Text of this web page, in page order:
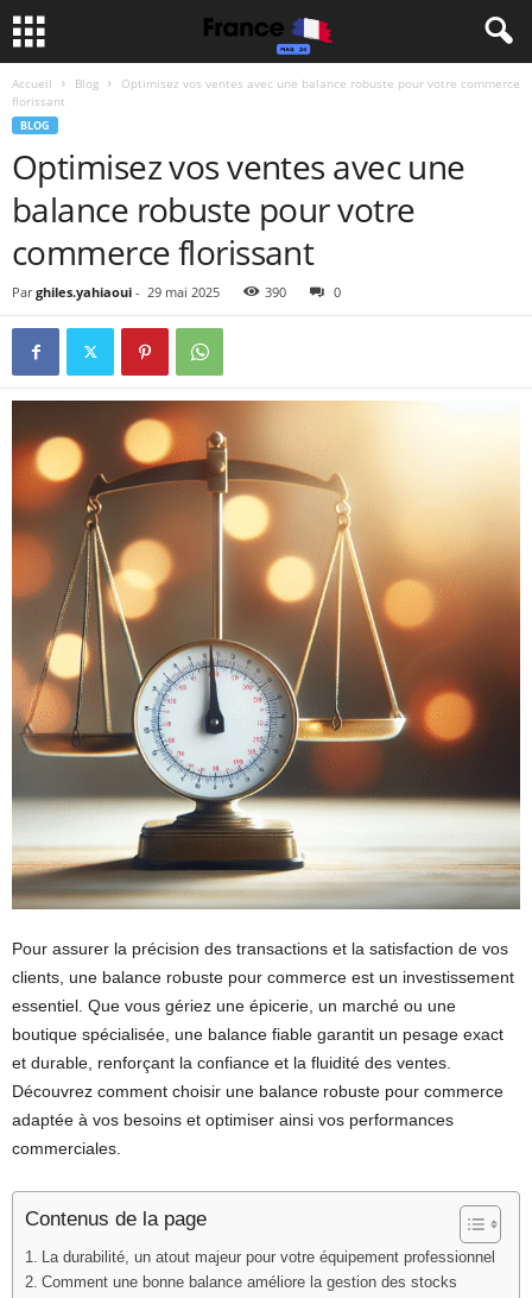
Accueil Blog
Optimisez vos ventes avec une balance robuste pour votre commerce
florissant
BLOG
Optimisez vos ventes avec une
balance robuste pour votre
commerce florissant
Par ghiles.yahiaoui - 29 mai 2025 390 0
Pour assurer la précision des transactions et la satisfaction de vos
clients, une balance robuste pour commerce est un investissement
essentiel. Que vous gériez une épicerie, un marché ou une
boutique spécialisée, une balance fiable garantit un pesage exact
et durable, renforçant la confiance et la fluidité des ventes.
Découvrez comment choisir une balance robuste pour commerce
adaptée à vos besoins et optimiser ainsi vos performances
commerciales.
Contenus de la page
La durabilité, un atout majeur pour votre équipement professionnel
Comment une bonne balance améliore la gestion des stocks